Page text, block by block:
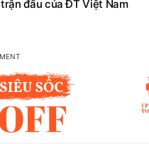
trận đấu của ĐT Việt Nam